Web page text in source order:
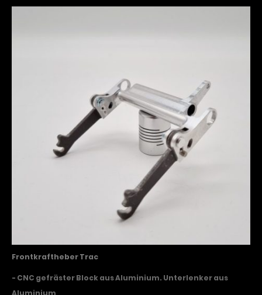
Frontkraftheber Trac
- CNC gefräster Block aus Aluminium. Unterlenker aus
Aluminium